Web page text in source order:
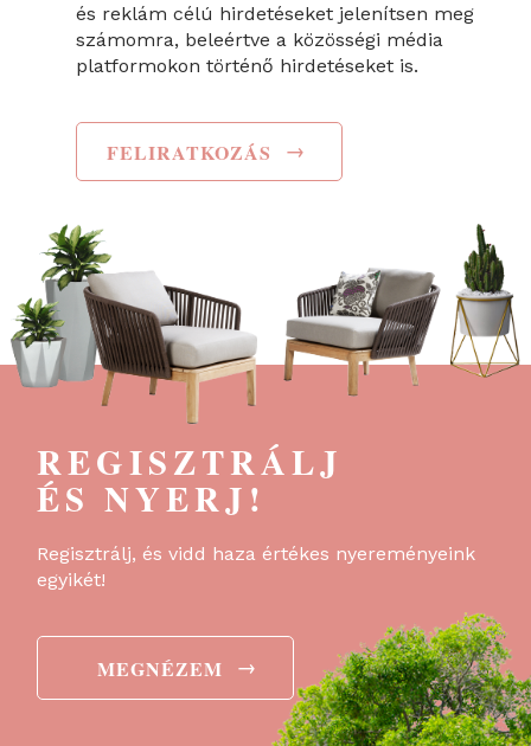
és reklám célú hirdetéseket jelenítsen meg
számomra, beleértve a közösségi média
platformokon történő hirdetéseket is.
FELIRATKOZÁS →
REGISZTRÁLJ
ÉS NYERJ!
Regisztrálj, és vidd haza értékes nyereményeink
egyikét!
MEGNÉZEM →